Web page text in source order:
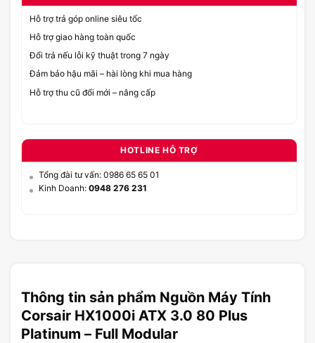
Hỗ trợ trả góp online siêu tốc
Hỗ trợ giao hàng toàn quốc
Đổi trả nếu lỗi kỹ thuật trong 7 ngày
Đảm bảo hậu mãi – hài lòng khi mua hàng
Hỗ trợ thu cũ đổi mới – nâng cấp
HOTLINE HỖ TRỢ
Tổng đài tư vấn: 0986 65 65 01
Kinh Doanh: 0948 276 231
Thông tin sản phẩm Nguồn Máy Tính
Corsair HX1000i ATX 3.0 80 Plus
Platinum – Full Modular